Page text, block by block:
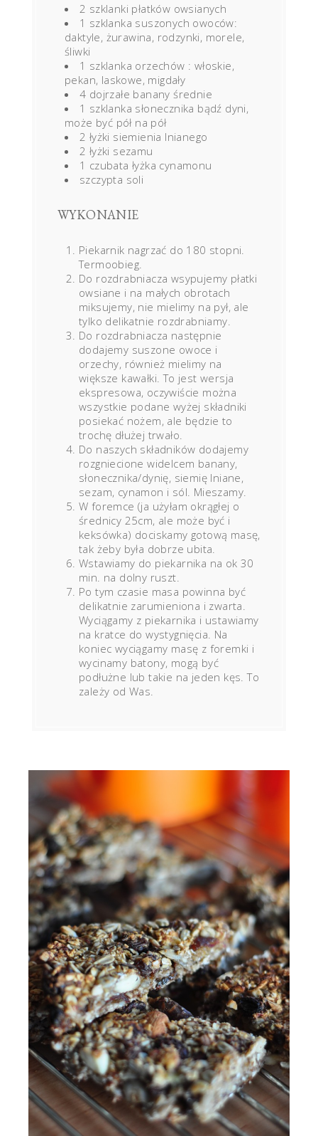
2 szklanki płatków owsianych
1 szklanka suszonych owoców:
daktyle, żurawina, rodzynki, morele,
śliwki
1 szklanka orzechów : włoskie,
pekan, laskowe, migdały
4 dojrzałe banany średnie
1 szklanka słonecznika bądź dyni,
może być pół na pół
2 łyżki siemienia lnianego
2 łyżki sezamu
1 czubata łyżka cynamonu
szczypta soli
WYKONANIE
Piekarnik nagrzać do 180 stopni.
Termoobieg.
Do rozdrabniacza wsypujemy płatki
owsiane i na małych obrotach
miksujemy, nie mielimy na pył, ale
tylko delikatnie rozdrabniamy.
Do rozdrabniacza następnie
dodajemy suszone owoce i
orzechy, również mielimy na
większe kawałki. To jest wersja
ekspresowa, oczywiście można
wszystkie podane wyżej składniki
posiekać nożem, ale będzie to
trochę dłużej trwało.
Do naszych składników dodajemy
rozgniecione widelcem banany,
słonecznika/dynię, siemię lniane,
sezam, cynamon i sól. Mieszamy.
W foremce (ja użyłam okrągłej o
średnicy 25cm, ale może być i
keksówka) dociskamy gotową masę,
tak żeby była dobrze ubita.
Wstawiamy do piekarnika na ok 30
min. na dolny ruszt.
Po tym czasie masa powinna być
delikatnie zarumieniona i zwarta.
Wyciągamy z piekarnika i ustawiamy
na kratce do wystygnięcia. Na
koniec wyciągamy masę z foremki i
wycinamy batony, mogą być
podłużne lub takie na jeden kęs. To
zależy od Was.